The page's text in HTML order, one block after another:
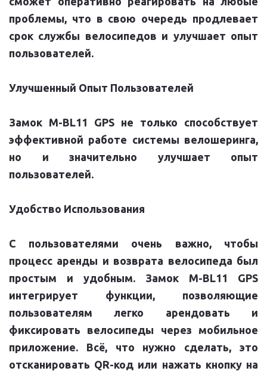
проблемы, что в свою очередь продлевает
срок службы велосипедов и улучшает опыт
пользователей.
Улучшенный Опыт Пользователей
Замок M-BL11 GPS не только способствует
эффективной работе системы велошеринга,
но и значительно улучшает опыт
пользователей.
Удобство Использования
С пользователями очень важно, чтобы
процесс аренды и возврата велосипеда был
простым и удобным. Замок M-BL11 GPS
интегрирует функции, позволяющие
пользователям легко арендовать и
фиксировать велосипеды через мобильное
приложение. Всё, что нужно сделать, это
отсканировать QR-код или нажать кнопку на